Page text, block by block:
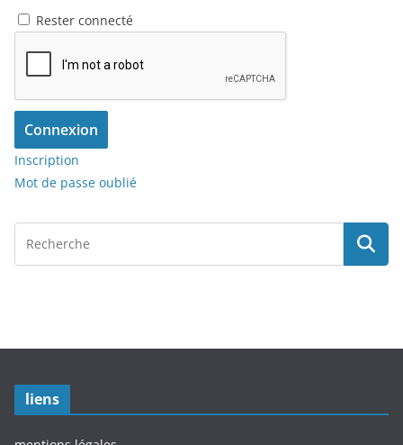
Rester connecté
Connexion
Inscription
Mot de passe oublié
liens